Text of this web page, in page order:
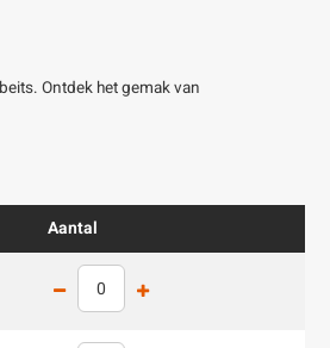
Ontdek het gemak van
Aantal